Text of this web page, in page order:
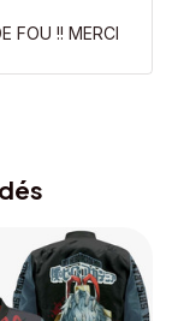
FOU !! MERCI